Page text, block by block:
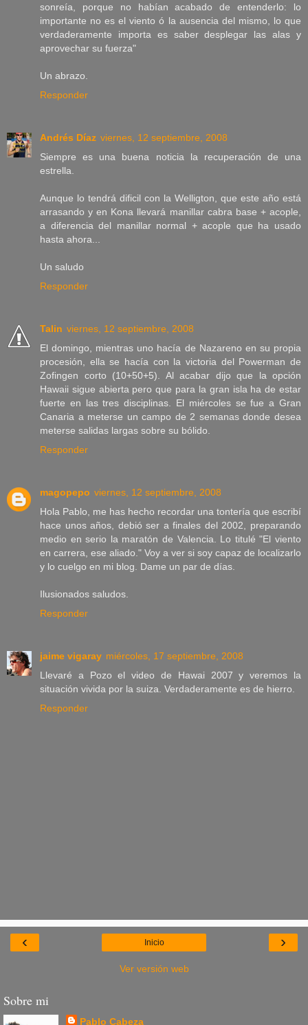
sonreía, porque no habían acabado de entenderlo: lo
importante no es el viento ó la ausencia del mismo, lo que
verdaderamente importa es saber desplegar las alas y
aprovechar su fuerza"
Un abrazo.
Responder
Andrés Díaz viernes, 12 septiembre, 2008
Siempre es una buena noticia la recuperación de una
estrella.
Aunque lo tendrá dificil con la Welligton, que este año está
arrasando y en Kona llevará manillar cabra base + acople,
a diferencia del manillar normal + acople que ha usado
hasta ahora...
Un saludo
Responder
Talin viernes, 12 septiembre, 2008
El domingo, mientras uno hacía de Nazareno en su propia
procesión, ella se hacía con la victoria del Powerman de
Zofingen corto (10+50+5). Al acabar dijo que la opción
Hawaii sigue abierta pero que para la gran isla ha de estar
fuerte en las tres disciplinas. El miércoles se fue a Gran
Canaria a meterse un campo de 2 semanas donde desea
meterse salidas largas sobre su bólido.
Responder
magopepo viernes, 12 septiembre, 2008
Hola Pablo, me has hecho recordar una tontería que escribí
hace unos años, debió ser a finales del 2002, preparando
medio en serio la maratón de Valencia. Lo titulé "El viento
en carrera, ese aliado." Voy a ver si soy capaz de localizarlo
y lo cuelgo en mi blog. Dame un par de días.
Ilusionados saludos.
Responder
jaime vigaray miércoles, 17 septiembre, 2008
Llevaré a Pozo el video de Hawai 2007 y veremos la
situación vivida por la suiza. Verdaderamente es de hierro.
Responder
‹ ›
Inicio
Ver versión web
Sobre mi
Pablo Cabeza